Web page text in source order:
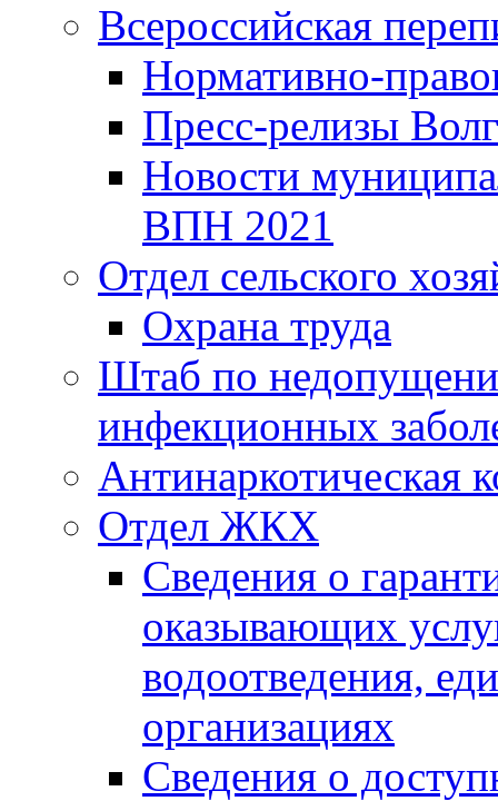
Всероссийская
Нормативно-
Пресс-релизы
Новости
ВПН 2021
Отдел сельского
Охрана труда
Штаб по
инфекционных
Антинаркотическая
Отдел ЖКХ
Сведения о
оказывающих
водоотведения,
организациях
Сведения о